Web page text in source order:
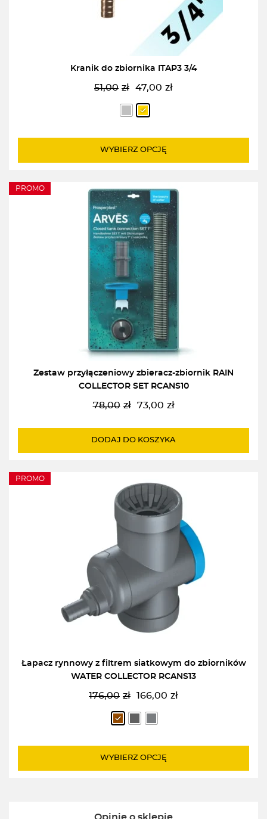
Kranik do zbiornika ITAP3 3/4
51,00 zł
Pierwotna
cena
wynosiła:
47,00 zł
Aktualna
cena
wynosi:
WYBIERZ OPCJĘ
PROMO
Zestaw przyłączeniowy zbieracz-zbiornik RAIN
COLLECTOR SET RCANS10
78,00 zł
Pierwotna
wynosiła:
73,00 zł
Aktualna
wynosi:
DODAJ DO KOSZYKA
PROMO
Łapacz rynnowy z filtrem siatkowym do zbiorników
WATER COLLECTOR RCANS13
176,00 zł
Pierwotna
cena
wynosiła:
166,00 zł
Aktualna
cena
wynosi:
WYBIERZ OPCJĘ
Opinie o sklepie